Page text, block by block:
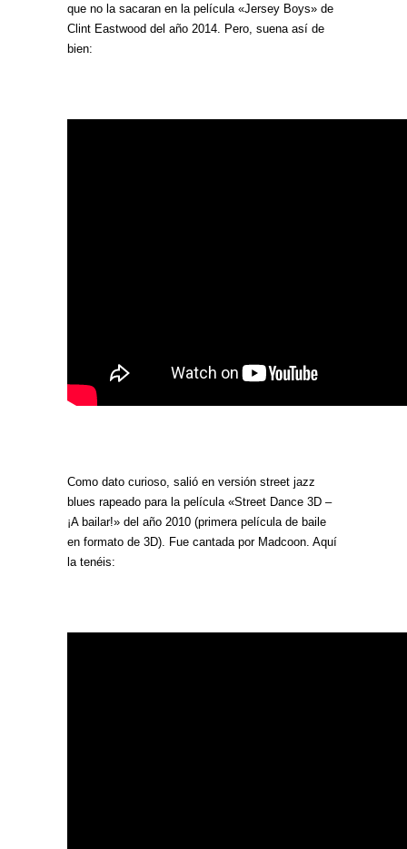
que no la sacaran en la película «Jersey Boys» de
Clint Eastwood del año 2014. Pero, suena así de
bien:
Como dato curioso, salió en versión street jazz
blues rapeado para la película «Street Dance 3D –
¡A bailar!» del año 2010 (primera película de baile
en formato de 3D). Fue cantada por Madcoon. Aquí
la tenéis: